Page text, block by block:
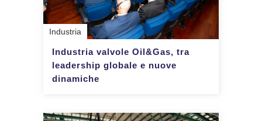
Industria
Industria valvole Oil&Gas, tra
leadership globale e nuove
dinamiche